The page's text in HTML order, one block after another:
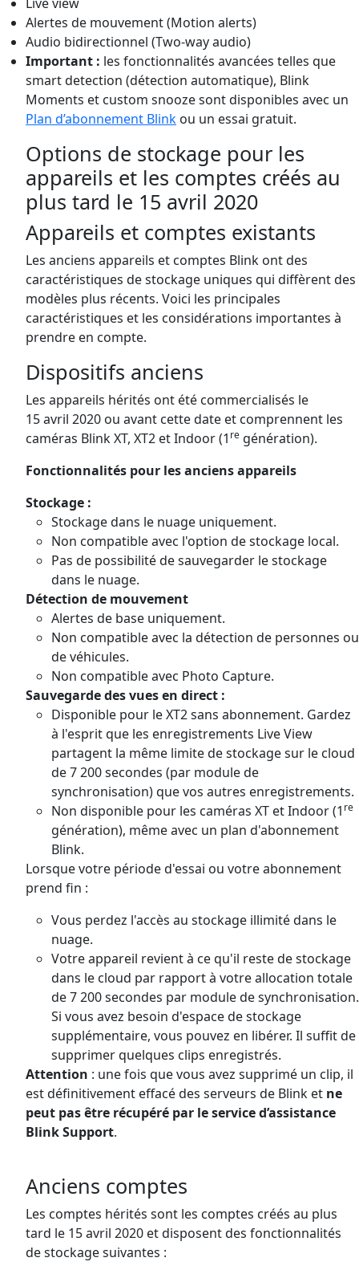
Alertes de mouvement (Motion alerts)
Audio bidirectionnel (Two-way audio)
Important : les fonctionnalités avancées telles que
smart detection (détection automatique), Blink
Moments et custom snooze sont disponibles avec un
Plan d’abonnement Blink ou un essai gratuit.
Options de stockage pour les
appareils et les comptes créés au
plus tard le 15 avril 2020
Appareils et comptes existants
Les anciens appareils et comptes Blink ont des
caractéristiques de stockage uniques qui diffèrent des
modèles plus récents. Voici les principales
caractéristiques et les considérations importantes à
prendre en compte.
Dispositifs anciens
Les appareils hérités ont été commercialisés le
15 avril 2020 ou avant cette date et comprennent les
caméras Blink XT, XT2 et Indoor (1 re génération).
Fonctionnalités pour les anciens appareils
Stockage :
Stockage dans le nuage uniquement.
Non compatible avec l'option de stockage local.
Pas de possibilité de sauvegarder le stockage
dans le nuage.
Détection de mouvement
Alertes de base uniquement.
Non compatible avec la détection de personnes ou
de véhicules.
Non compatible avec Photo Capture.
Sauvegarde des vues en direct :
Disponible pour le XT2 sans abonnement. Gardez
à l'esprit que les enregistrements Live View
partagent la même limite de stockage sur le cloud
de 7 200 secondes (par module de
synchronisation) que vos autres enregistrements.
Non disponible pour les caméras XT et Indoor (1 re
génération), même avec un plan d'abonnement
Blink.
Lorsque votre période d'essai ou votre abonnement
prend fin :
Vous perdez l'accès au stockage illimité dans le
nuage.
Votre appareil revient à ce qu'il reste de stockage
dans le cloud par rapport à votre allocation totale
de 7 200 secondes par module de synchronisation.
Si vous avez besoin d'espace de stockage
supplémentaire, vous pouvez en libérer. Il suffit de
supprimer quelques clips enregistrés.
Attention : une fois que vous avez supprimé un clip, il
est définitivement effacé des serveurs de Blink et ne
peut pas être récupéré par le service d’assistance
Blink Support.
Anciens comptes
Les comptes hérités sont les comptes créés au plus
tard le 15 avril 2020 et disposent des fonctionnalités
de stockage suivantes :